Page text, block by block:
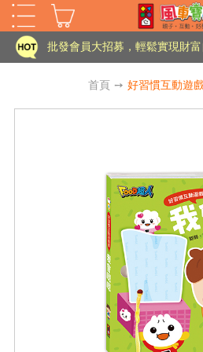
批發會員大招募，輕鬆實現財
老師您好!!幼教會員火熱招募中
批發會員大招募，輕鬆實現財
老師您好!!幼教會員火熱招募中~
海外購物免煩惱！點我查看『
首頁 ➙ 好習慣互動遊